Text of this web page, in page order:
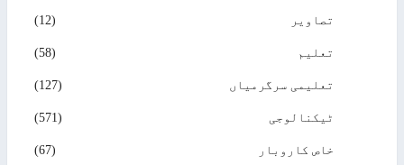
تصاویر (12)
تعلیم (58)
تعلیمی سرگرمیاں (127)
ٹیکنالوجی (571)
خاص کاروبار (67)